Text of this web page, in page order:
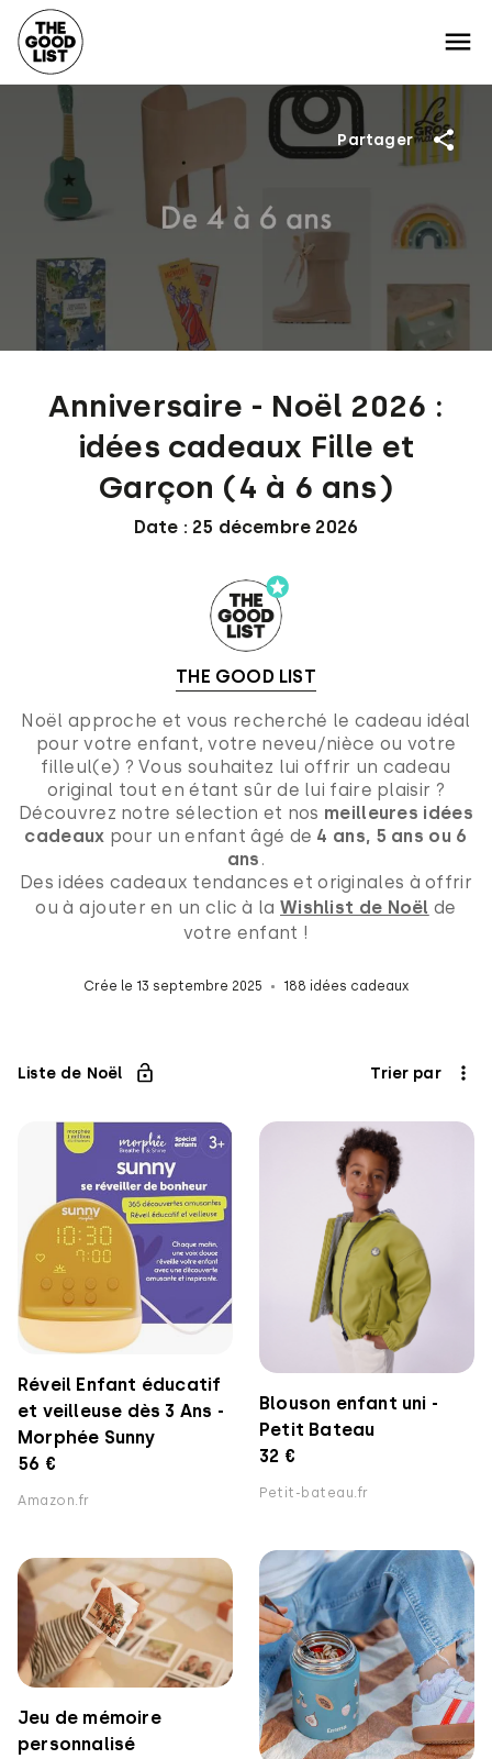
Anniversaire - Noël 2026 :
idées cadeaux Fille et
Garçon (4 à 6 ans)
Date : 25 décembre 2026
Partager
THE GOOD LIST
Noël approche et vous recherché le cadeau idéal
pour votre enfant, votre neveu/nièce ou votre
filleul(e) ? Vous souhaitez lui offrir un cadeau
original tout en étant sûr de lui faire plaisir ?
Découvrez notre sélection et nos meilleures idées
cadeaux pour un enfant âgé de 4 ans, 5 ans ou 6
ans .
Des idées cadeaux tendances et originales à offrir
ou à ajouter en un clic à la Wishlist de Noël de
votre enfant !
Crée le 13 septembre 2025 188 idées cadeaux
Liste de Noël Trier par
Réveil Enfant éducatif
et veilleuse dès 3 Ans -
Morphée Sunny
56 €
Amazon.fr
Blouson enfant uni -
Petit Bateau
32 €
Petit-bateau.fr
Jeu de mémoire
personnalisé